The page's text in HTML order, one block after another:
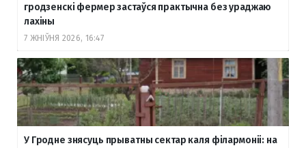
гродзенскі фермер застаўся практычна без ураджаю
лахіны
7 ЖНІЎНЯ 2026, 16:47
У Гродне знясуць прыватны сектар каля філармоніі: на